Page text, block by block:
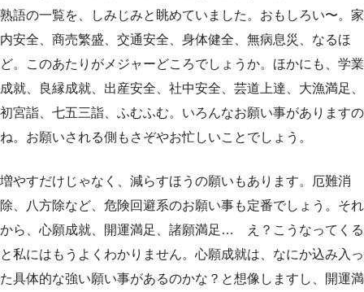
熟語の一覧を、しみじみと眺めていました。おもしろい〜。家
内安全、商売繁盛、交通安全、身体健全、無病息災、なるほ
ど。このあたりがメジャーどころでしょうか。ほかにも、学業
成就、良縁成就、出産安全、社中安全、芸道上達、大漁満足、
初宮詣、七五三詣、ふむふむ。いろんなお願い事がありますの
ね。お願いされる側もさぞやお忙しいことでしょう。
増やすだけじゃなく、減らすほうの願いもあります。厄難消
除、八方除など、危険回避系のお願い事も定番でしょう。それ
から、心願成就、開運満足、諸願満足… え？こうなってくる
と私にはもうよくわかりません。心願成就は、なにか込み入っ
た具体的な強い願い事があるのかな？と想像しますし、開運満